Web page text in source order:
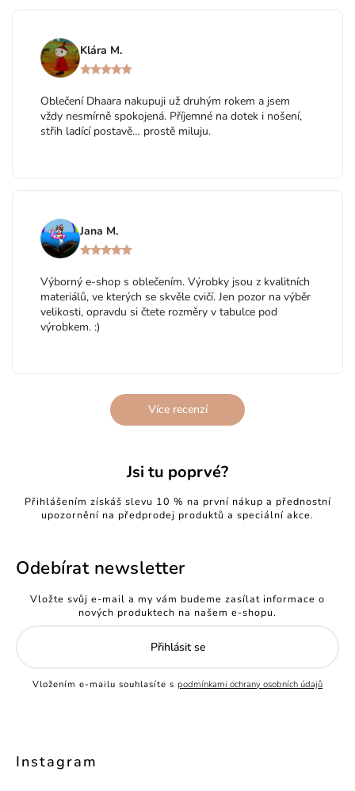
Klára M.
Oblečení Dhaara nakupuji už druhým rokem a jsem
vždy nesmírně spokojená. Příjemné na dotek i nošení,
střih ladící postavě… prostě miluju.
Jana M.
Výborný e-shop s oblečením. Výrobky jsou z kvalitních
materiálů, ve kterých se skvěle cvičí. Jen pozor na výběr
velikosti, opravdu si čtete rozměry v tabulce pod
výrobkem. :)
Více recenzí
Instagram
Jsi tu poprvé?
Přihlášením získáš slevu 10 % na první nákup a přednostní
upozornění na předprodej produktů a speciální akce.
Odebírat newsletter
Vložte svůj e-mail a my vám budeme zasílat informace o
nových produktech na našem e-shopu.
Vložením e-mailu souhlasíte s podmínkami ochrany osobních údajů
Přihlásit se